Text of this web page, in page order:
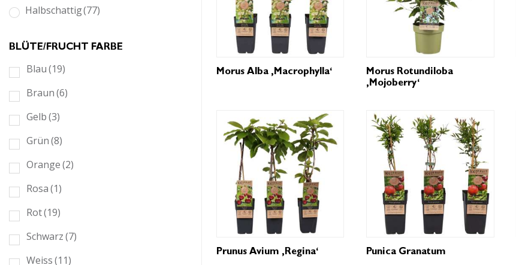
halbschattig(77)
BLÜTE/FRUCHT FARBE
Blau(19)
Braun(6)
Gelb(3)
Grün(8)
Orange(2)
Rosa(1)
Rot(19)
Schwarz(7)
Weiss(11)
Morus Alba ‚Macrophylla‘
Morus Rotundiloba
‚Mojoberry‘
Prunus Avium ‚Regina‘ Punica Granatum